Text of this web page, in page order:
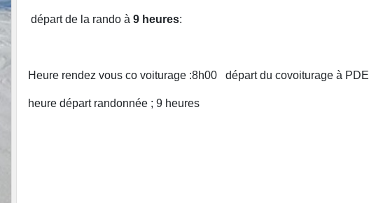
départ de la rando à 9 heures:
Heure rendez vous co voiturage :8h00 départ du covoiturage à PDE
heure départ randonnée ; 9 heures